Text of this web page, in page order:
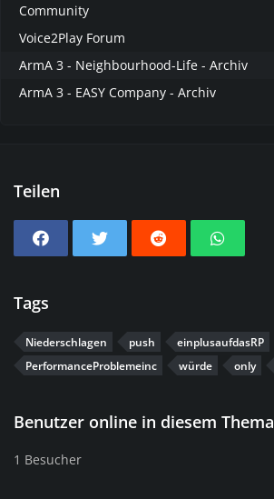
Community
Voice2Play Forum
ArmA 3 - Neighbourhood-Life - Archiv
ArmA 3 - EASY Company - Archiv
Teilen
Tags
Niederschlagen push einplusaufdasRP
PerformanceProblemeinc
würde only
Benutzer online in diesem Thema
1 Besucher